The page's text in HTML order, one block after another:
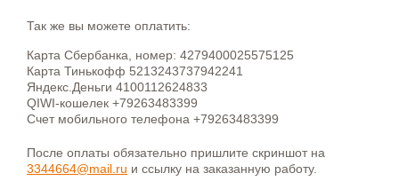
Так же вы можете оплатить:
Карта Сбербанка, номер: 4279400025575125
Карта Тинькофф 5213243737942241
Яндекс.Деньги 4100112624833
QIWI-кошелек +79263483399
Счет мобильного телефона +79263483399
После оплаты обязательно пришлите скриншот на
3344664@mail.ru и ссылку на заказанную работу.